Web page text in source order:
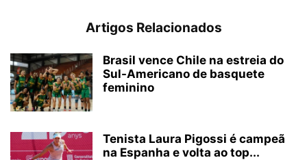
Artigos Relacionados
Brasil vence Chile na estreia do
Sul-Americano de basquete
feminino
Tenista Laura Pigossi é campeã
na Espanha e volta ao top...